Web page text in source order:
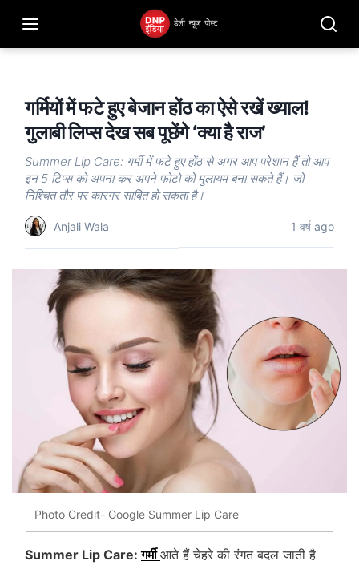
गर्मियों में फटे हुए बेजान होंठ का ऐसे रखें ख्याल!
गुलाबी लिप्स देख सब पूछेंगे ‘क्या है राज’
Summer Lip Care: गर्मी में फटे हुए होंठ से अगर आप परेशान हैं तो आप
इन 5 टिप्स को अपना कर अपने फोटो को मुलायम बना सकते हैं। जो
निश्चित तौर पर कारगर साबित हो सकता है।
Anjali Wala 1 वर्ष ago
Photo Credit- Google Summer Lip Care
Summer Lip Care:गर्मीआते हैं चेहरे की रंगत बदल जाती है